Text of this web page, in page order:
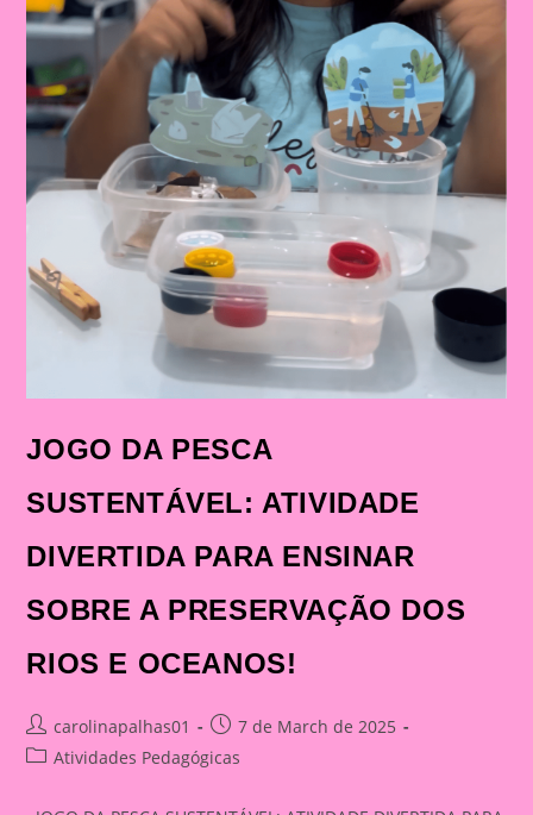
JOGO DA PESCA
SUSTENTÁVEL: ATIVIDADE
DIVERTIDA PARA ENSINAR
SOBRE A PRESERVAÇÃO DOS
RIOS E OCEANOS!
Post
author:
carolinapalhas01
Post
published:
7 de March de 2025
PostAtividades Pedagógicas